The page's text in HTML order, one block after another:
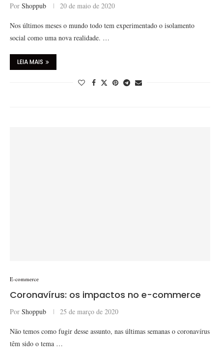
Por Shoppub 20 de maio de 2020
Nos últimos meses o mundo todo tem experimentado o isolamento
social como uma nova realidade. …
LEIA MAIS
E-commerce
Coronavírus: os impactos no e-commerce
Por Shoppub 25 de março de 2020
Não temos como fugir desse assunto, nas últimas semanas o coronavírus
têm sido o tema …